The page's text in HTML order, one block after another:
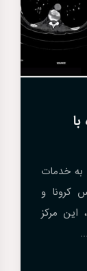
به خدمات
کرونا و
این مرکز